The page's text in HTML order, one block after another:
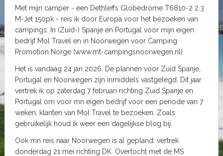
Met mijn camper - een Dethleffs Globedrome T6810-2 2.3
M-Jet 150pk - reis ik door Europa voor het bezoeken van
campings. In (Zuid-) Spanje en Portugal voor mijn eigen
bedrijf Mol Travel en in Noorwegen voor Camping
Promotion Norge (www.mt-campingsnoorwegen.nl)
Het is vandaag 24 jan 2026. De plannen voor Zuid Spanje,
Portugal en Noorwegen zijn inmiddels vastgelegd. Dit jaar
vertrek ik op zaterdag 7 februari richting Zuid Spanje en
Portugal om voor mn eigen bedrijf voor een periode van 7
weken, klanten van Mol Travel te bezoeken. Zoals
gebruikelijk houd ik weer een dagelijkse blog bij.
Ook mn reis naar Noorwegen is al gepland: vertrek
donderdag 21 mei richting DK. Overtocht met de MS